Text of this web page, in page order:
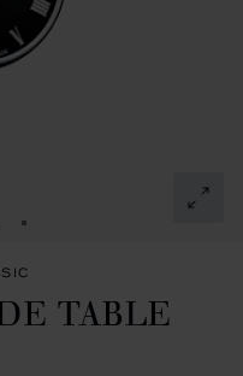
LA DIAPOSITIVE 1
À LA
ALLER À LA
TABLE